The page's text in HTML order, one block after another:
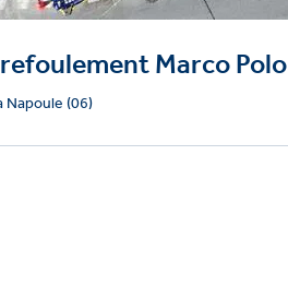
Marco Polo
Napoule (06)